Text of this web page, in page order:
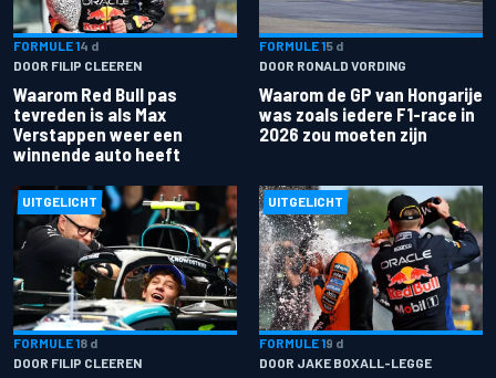
FORMULE 14 d
DOOR FILIP CLEEREN
Waarom Red Bull pas
tevreden is als Max
Verstappen weer een
winnende auto heeft
FORMULE 15 d
DOOR RONALD VORDING
Waarom de GP van Hongarije
was zoals iedere F1-race in
2026 zou moeten zijn
UITGELICHT
FORMULE 18 d
DOOR FILIP CLEEREN
UITGELICHT
FORMULE 19 d
DOOR JAKE BOXALL-LEGGE